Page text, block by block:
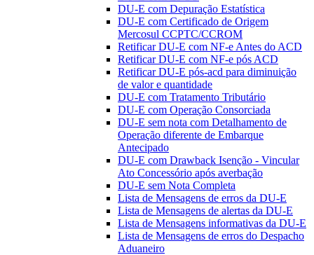
DU-E com Depuração Estatística
DU-E com Certificado de Origem
Mercosul CCPTC/CCROM
Retificar DU-E com NF-e Antes do ACD
Retificar DU-E com NF-e pós ACD
Retificar DU-E pós-acd para diminuição
de valor e quantidade
DU-E com Tratamento Tributário
DU-E com Operação Consorciada
DU-E sem nota com Detalhamento de
Operação diferente de Embarque
Antecipado
DU-E com Drawback Isenção - Vincular
Ato Concessório após averbação
DU-E sem Nota Completa
Lista de Mensagens de erros da DU-E
Lista de Mensagens de alertas da DU-E
Lista de Mensagens informativas da DU-E
Lista de Mensagens de erros do Despacho
Aduaneiro